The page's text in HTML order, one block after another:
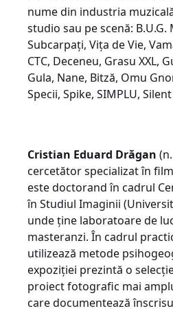
nume din industria
studio sau pe scenă: B.U.G.
Subcarpați, Vița de Vie,
CTC, Deceneu, Grasu XXL,
Gula, Nane, Bitză, Omu
Specii, Spike, SIMPLU,
Cristian Eduard Drăgan
cercetător specializat în
este doctorand în cadrul
în Studiul Imaginii
unde ține laboratoare de
masteranzi. În cadrul
utilizează metode
expoziției prezintă o
proiect fotografic mai
care documentează